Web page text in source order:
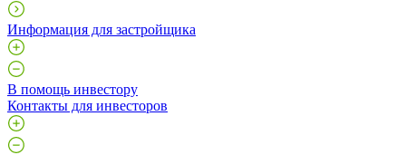
Информация для застройщика
В помощь инвестору
Контакты для инвесторов